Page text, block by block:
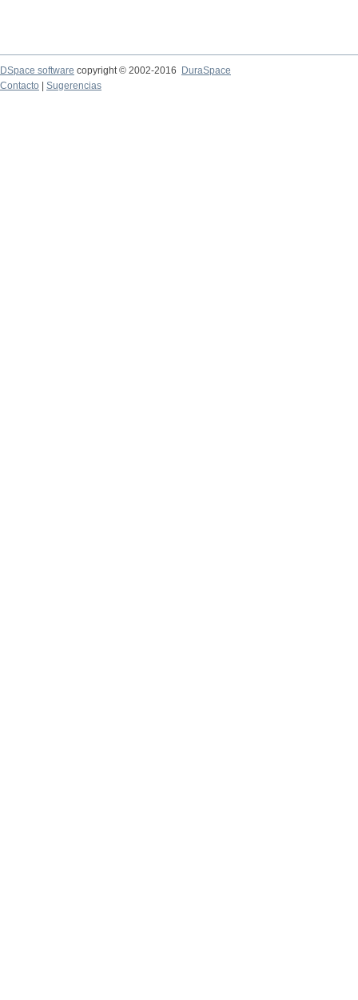
DSpace software copyright © 2002-2016
DuraSpace
Contacto
Sugerencias